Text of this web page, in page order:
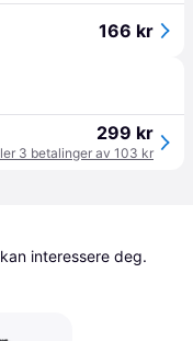
166 kr
299 kr
3 betalinger av 103 kr